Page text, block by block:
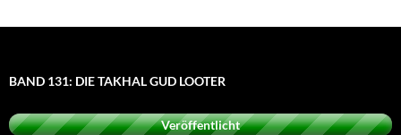
BAND 131: DIE TAKHAL GUD LOOTER
Veröffentlicht